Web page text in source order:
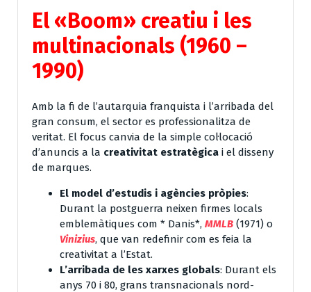
El «Boom» creatiu i les
multinacionals (1960 –
1990)
Amb la fi de l’autarquia franquista i l’arribada del
gran consum, el sector es professionalitza de
veritat. El focus canvia de la simple col·locació
d’anuncis a la creativitat estratègica i el disseny
de marques.
El model d’estudis i agències pròpies:
Durant la postguerra neixen firmes locals
emblemàtiques com * Danis*, MMLB (1971) o
Vinizius, que van redefinir com es feia la
creativitat a l’Estat.
L’arribada de les xarxes globals: Durant els
anys 70 i 80, grans transnacionals nord-